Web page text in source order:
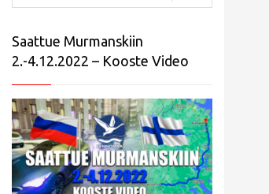
Saattue Murmanskiin
2.-4.12.2022 – Kooste Video